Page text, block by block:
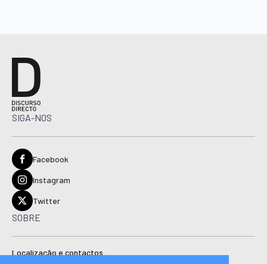
SIGA-NOS
Facebook
Instagram
Twitter
SOBRE
Localização e contactos